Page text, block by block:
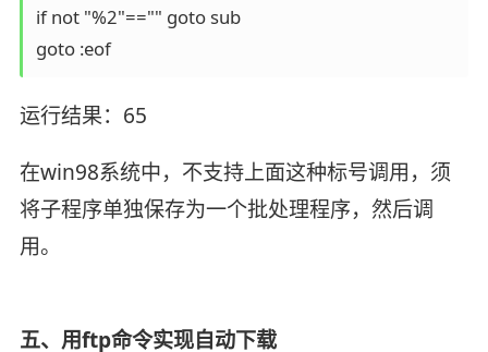
if not "%2"=="" goto sub
goto :eof
运行结果：65
在win98系统中，不支持上面这种标号调用，须
将子程序单独保存为一个批处理程序，然后调
用。
五、用ftp命令实现自动下载